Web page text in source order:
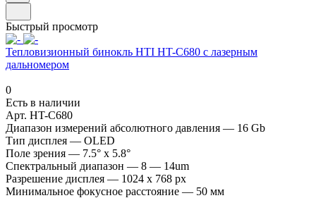
Быстрый просмотр
Тепловизионный бинокль HTI HT-C680 с лазерным
дальномером
0
Есть в наличии
Арт. HT-C680
Диапазон измерений абсолютного давления — 16 Gb
Тип дисплея — OLED
Поле зрения — 7.5° x 5.8°
Спектральный диапазон — 8 — 14um
Разрешение дисплея — 1024 x 768 px
Минимальное фокусное расстояние — 50 мм